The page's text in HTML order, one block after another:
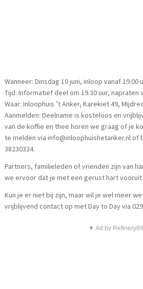
Wanneer: Dinsdag 10 juni, inloop vanaf 19.00
Tijd: Informatief deel om 19.30 uur, napraten
Waar: Inloophuis ’t Anker, Karekiet 49,
Aanmelden: Deelname is kosteloos en
van de koffie en thee horen we graag of je
te melden via info@inloophuishetanker.nl of
38230334.
Partners, familieleden of vrienden zijn van
we ervoor dat je met een gerust hart vooruit
Kun je er niet bij zijn, maar wil je wel meer
vrijblijvend contact op met Day to Day via
▼ Ad by Refinery89